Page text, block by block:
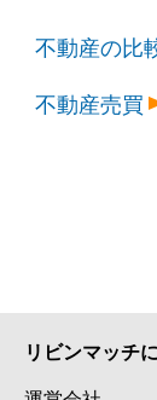
不動産の比
不動産売買
リビンマッチ